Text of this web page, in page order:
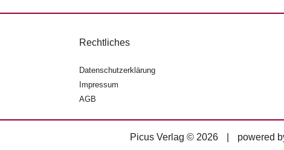
Rechtliches
Datenschutzerklärung
Impressum
AGB
Picus Verlag © 2026 powered